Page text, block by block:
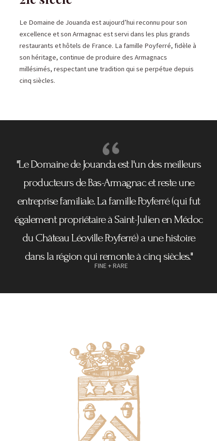
Le Domaine de Jouanda est aujourd’hui reconnu pour son
excellence et son Armagnac est servi dans les plus grands
restaurants et hôtels de France. La famille Poyferré, fidèle à
son héritage, continue de produire des Armagnacs
millésimés, respectant une tradition qui se perpétue depuis
cinq siècles.
"Le Domaine de Jouanda est l'un des meilleurs
producteurs de Bas-Armagnac et reste une
entreprise familiale. La famille Poyferré (qui fut
également propriétaire à Saint-Julien en Médoc
du Château Léoville Poyferré) a une histoire
dans la région qui remonte à cinq siècles."
FINE + RARE